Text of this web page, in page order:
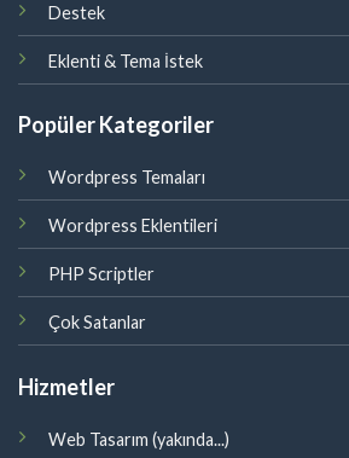
Destek
Eklenti & Tema İstek
Popüler Kategoriler
Wordpress Temaları
Wordpress Eklentileri
PHP Scriptler
Çok Satanlar
Hizmetler
Web Tasarım (yakında...)